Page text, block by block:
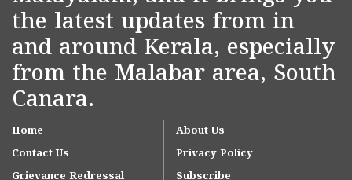
the latest updates from in
and around Kerala, especially
from the Malabar area, South
Canara.
Home
About Us
Contact Us
Privacy Policy
Grievance Redressal
Subscribe